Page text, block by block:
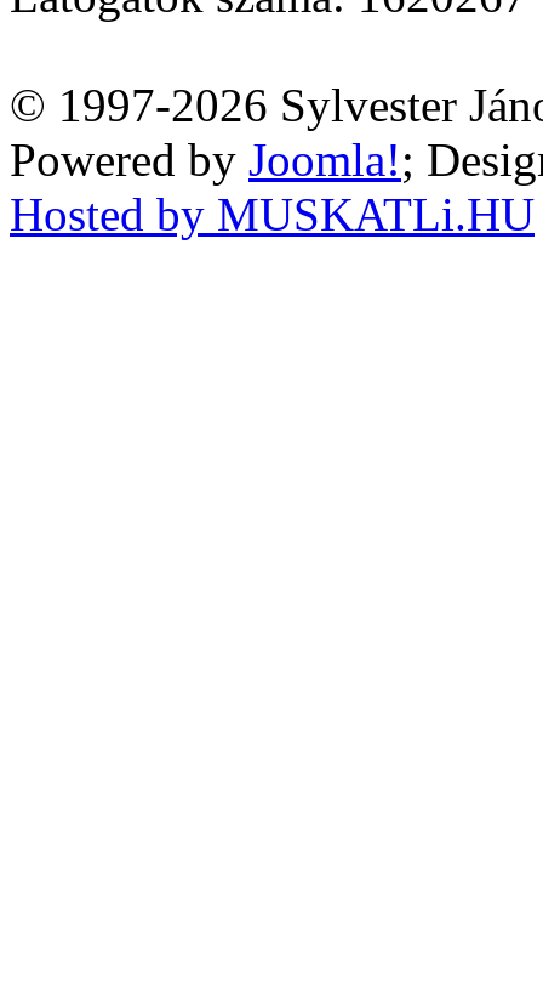
© 1997-2026 Sylvester
Powered by Joomla!;
Hosted by MUSKATLi.HU